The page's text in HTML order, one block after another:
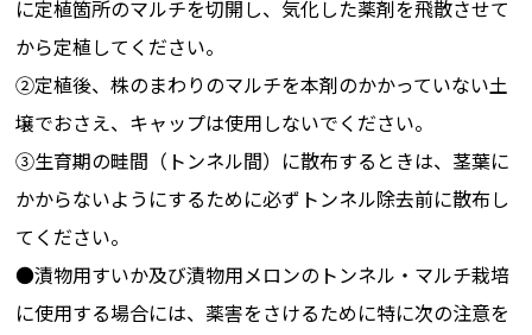
栽培））
きゅうり（露
地栽培（移植
栽培））
-
一年生雑草(ﾂ
ﾕｸｻ科､ｶﾔﾂﾘｸﾞ
ｻ科､ｷｸ科､ｱﾌﾞ
ﾗﾅ科を除く)
実えんどう
（露地栽培）
-
一年生雑草(ﾂ
ﾕｸｻ科､ｶﾔﾂﾘｸﾞ
は
に定植箇所のマルチを切開し、気化した薬剤を飛散させて
から定植してください。
②定植後、株のまわりのマルチを本剤のかかっていない土
壌でおさえ、キャップは使用しないでください。
③生育期の畦間（トンネル間）に散布するときは、茎葉に
かからないようにするために必ずトンネル除去前に散布し
てください。
●漬物用すいか及び漬物用メロンのトンネル・マルチ栽培
に使用する場合には、薬害をさけるために特に次の注意を